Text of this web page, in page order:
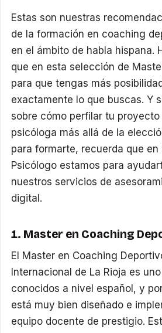
Estas son nuestras
de la formación en coaching
en el ámbito de habla hispana.
que en esta selección de
para que tengas más
exactamente lo que buscas. Y
sobre cómo perfilar tu
psicóloga más allá de la
para formarte, recuerda que en
Psicólogo estamos para
nuestros servicios de
digital.
1. Master en Coaching
El Master en Coaching
Internacional de La Rioja es
conocidos a nivel español, y
está muy bien diseñado e
equipo docente de prestigio.